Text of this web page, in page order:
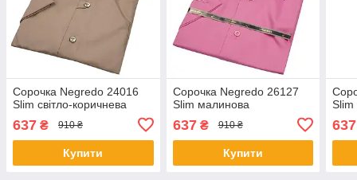
Cорочка Negredo 24016
Slim світло-коричнева
637 ₴ 910 ₴
Купити
Cорочка Negredo 26127
Slim малинова
637₴ 910 ₴
Купити
Slim
637